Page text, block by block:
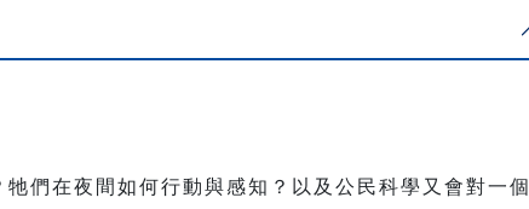
們在夜間如何行動與感知？以及公民科學又會對一個